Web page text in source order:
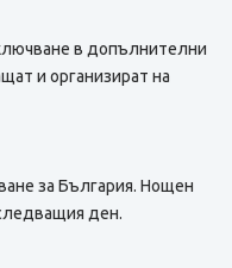
в допълнителни
и организират на
за България. Нощен
ден.